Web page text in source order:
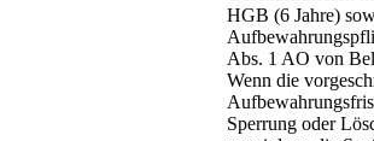
HGB (6 Jahre)
Abs. 1 AO von
Wenn die
Sperrung oder